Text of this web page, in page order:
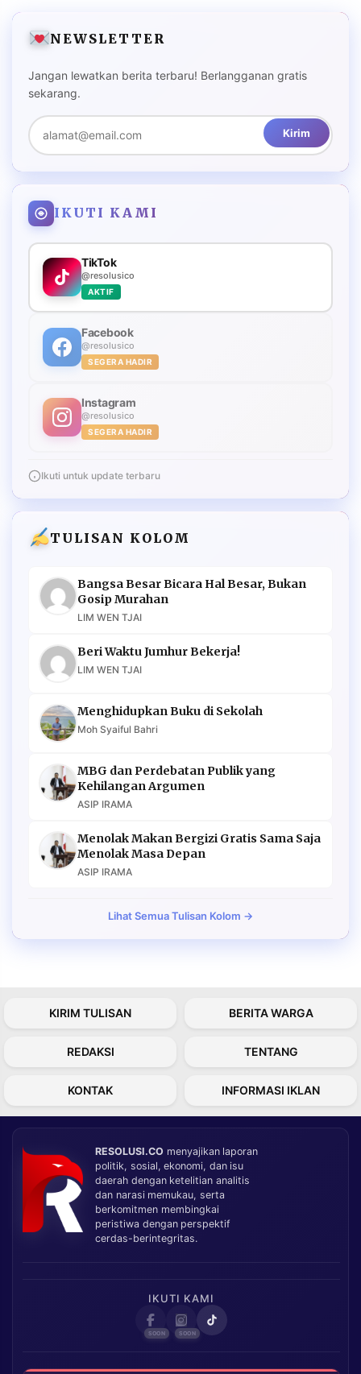
NEWSLETTER
Jangan lewatkan berita terbaru! Berlangganan gratis
sekarang.
Kirim
IKUTI KAMI
TikTok
@resolusico
AKTIF
Facebook
@resolusico
SEGERA HADIR
Instagram
@resolusico
SEGERA HADIR
Ikuti untuk update terbaru
TULISAN KOLOM
Bangsa Besar Bicara Hal Besar, Bukan
Gosip Murahan
LIM WEN TJAI
Beri Waktu Jumhur Bekerja!
LIM WEN TJAI
Menghidupkan Buku di Sekolah
Moh Syaiful Bahri
MBG dan Perdebatan Publik yang
Kehilangan Argumen
ASIP IRAMA
Menolak Makan Bergizi Gratis Sama Saja
Menolak Masa Depan
ASIP IRAMA
Lihat Semua Tulisan Kolom →
KIRIM TULISAN BERITA WARGA
REDAKSI TENTANG
KONTAK INFORMASI IKLAN
RESOLUSI.CO menyajikan laporan
politik, sosial, ekonomi, dan isu
daerah dengan ketelitian analitis
dan narasi memukau, serta
berkomitmen membingkai
peristiwa dengan perspektif
cerdas-berintegritas.
IKUTI KAMI